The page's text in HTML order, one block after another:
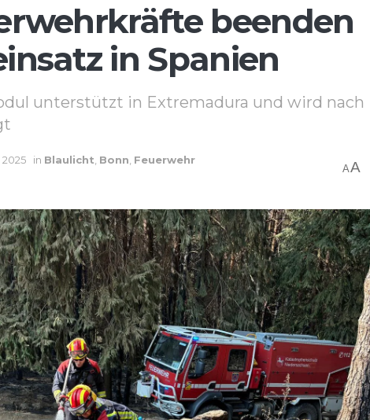
beenden
in Spanien
unterstützt in Extremadura und wird nach
in Blaulicht Bonn Feuerwehr
AA